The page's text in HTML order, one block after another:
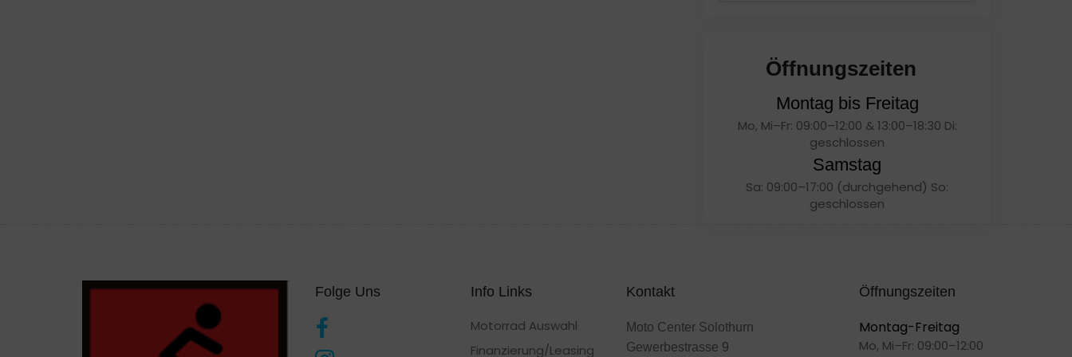
Öffnungszeiten
Montag bis Freitag
Mo, Mi–Fr: 09:00–12:00 & 13:00–18:30 Di:
geschlossen
Samstag
Sa: 09:00–17:00 (durchgehend) So:
geschlossen
Folge Uns Info Links
Motorrad Auswahl
Finanzierung/Leasing
Kontakt
Moto Center Solothurn
Gewerbestrasse 9
Öffnungszeiten
Montag-Freitag
Mo, Mi–Fr: 09:00–12:00